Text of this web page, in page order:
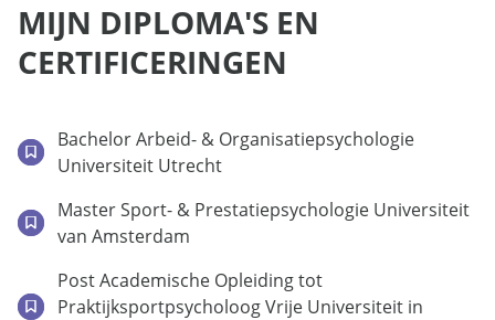
MIJN DIPLOMA'S EN
CERTIFICERINGEN
Bachelor Arbeid- & Organisatiepsychologie
Universiteit Utrecht
Master Sport- & Prestatiepsychologie Universiteit
van Amsterdam
Post Academische Opleiding tot
Praktijksportpsycholoog Vrije Universiteit in